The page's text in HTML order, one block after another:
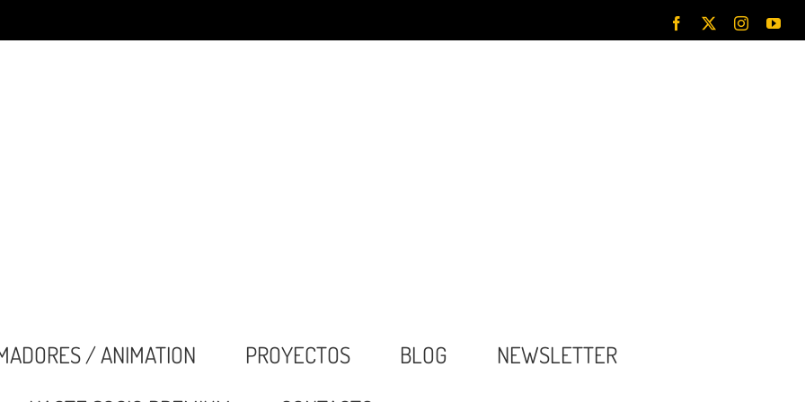
Facebook Instagram
/ ANIMATION PROYECTOS BLOG
NEWSLETTER